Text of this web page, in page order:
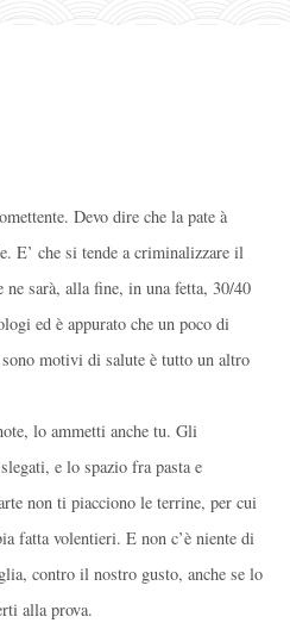
Devo dire che la pate à
E’ che si tende a criminalizzare il
sarà, alla fine, in una fetta, 30/40
ed è appurato che un poco di
motivi di salute è tutto un altro
lo ammetti anche tu. Gli
e lo spazio fra pasta e
non ti piacciono le terrine, per cui
fatta volentieri. E non c’è niente di
contro il nostro gusto, anche se lo
alla prova.